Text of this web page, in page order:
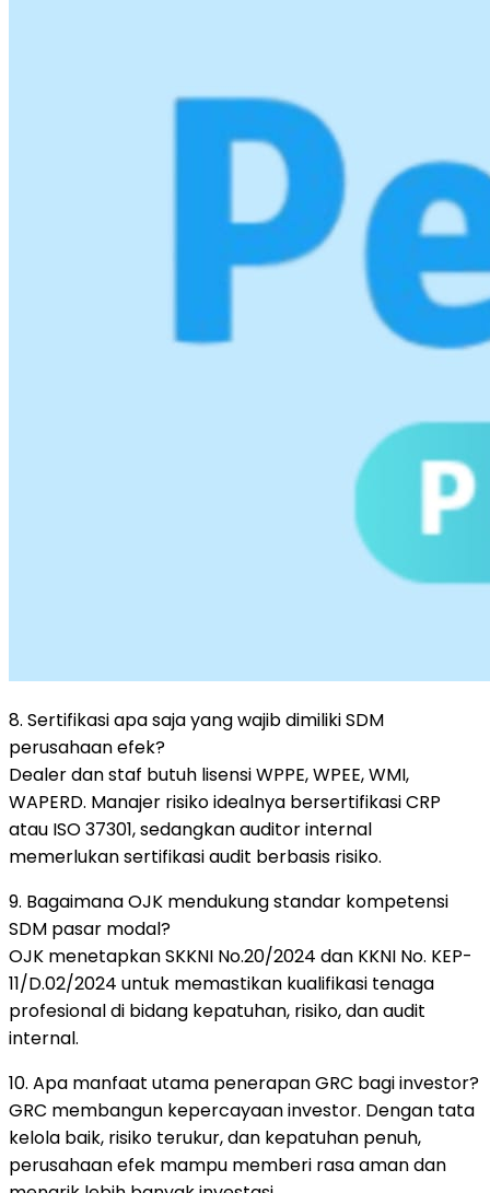
8. Sertifikasi apa saja yang wajib dimiliki SDM
perusahaan efek?
Dealer dan staf butuh lisensi WPPE, WPEE, WMI,
WAPERD. Manajer risiko idealnya bersertifikasi CRP
atau ISO 37301, sedangkan auditor internal
memerlukan sertifikasi audit berbasis risiko.
9. Bagaimana OJK mendukung standar kompetensi
SDM pasar modal?
OJK menetapkan SKKNI No.20/2024 dan KKNI No. KEP-
11/D.02/2024 untuk memastikan kualifikasi tenaga
profesional di bidang kepatuhan, risiko, dan audit
internal.
10. Apa manfaat utama penerapan GRC bagi investor?
GRC membangun kepercayaan investor. Dengan tata
kelola baik, risiko terukur, dan kepatuhan penuh,
perusahaan efek mampu memberi rasa aman dan